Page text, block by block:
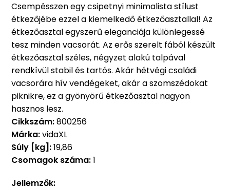
Csempésszen egy csipetnyi minimalista stílust
étkezőjébe ezzel a kiemelkedő étkezőasztallal! Az
étkezőasztal egyszerű eleganciája különlegessé
tesz minden vacsorát. Az erős szerelt fából készült
étkezőasztal széles, négyzet alakú talpával
rendkívül stabil és tartós. Akár hétvégi családi
vacsorára hív vendégeket, akár a szomszédokat
piknikre, ez a gyönyörű étkezőasztal nagyon
hasznos lesz.
Cikkszám:800256
Márka:vidaXL
Súly [kg]:19,86
Csomagok száma:1
Jellemzők: